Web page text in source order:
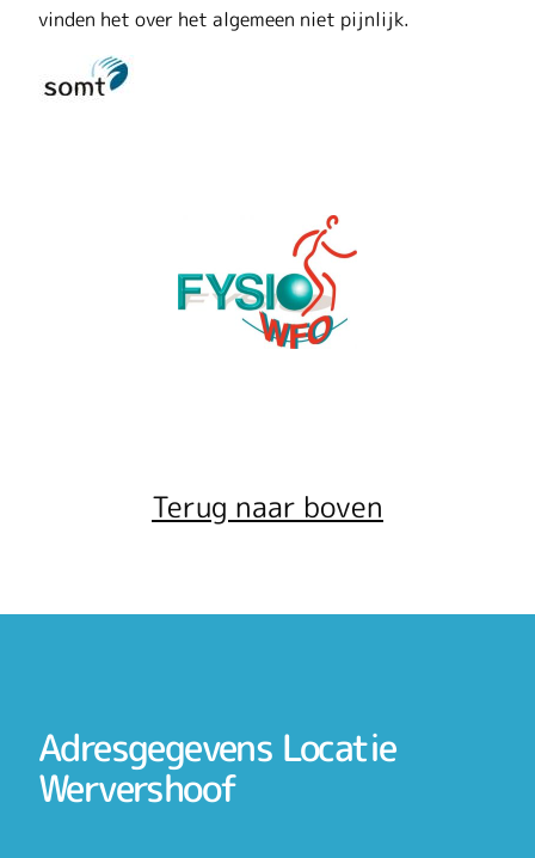
vinden het over het algemeen niet pijnlijk.
Terug naar boven
Adresgegevens Locatie
Wervershoof